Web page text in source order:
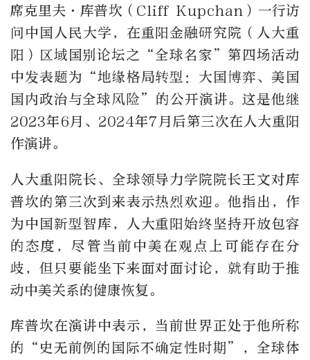
席克里夫 · 库普坎（ Cliff Kupchan ）一行访
问中国人民大学，在重阳金融研究院（人大重
阳）区域国别论坛之 “全球名家” 第四场活动
中发表题为 “地缘格局转型：大国博弈、美国
国内政治与全球风险” 的公开演讲。这是他继
2023年6月、 2024年7 月后第三次在人大重阳
作演讲。
人大重阳院长、全球领导力学院院长王文对库
普坎的第三次到来表示热烈欢迎。他指出，作
为中国新型智库，人大重阳始终坚持开放包容
的态度，尽管当前中美在观点上可能存在分
歧，但只要能坐下来面对面讨论，就有助于推
动中美关系的健康恢复。
库普坎在演讲中表示，当前世界正处于他所称
的
“ 史无前例的国际不确定性时期”
，全球体